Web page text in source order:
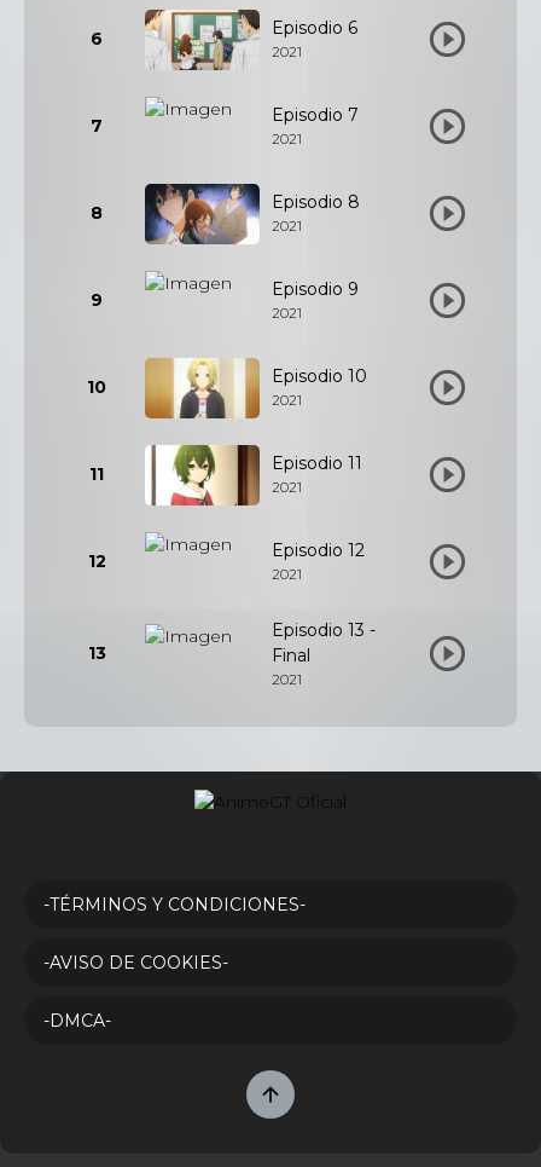
6 Episodio 6
2021
7 Episodio 7
2021
8 Episodio 8
2021
9 Episodio 9
2021
10 Episodio 10
2021
11 Episodio 11
2021
12 Episodio 12
2021
13
Episodio 13 -
Final
2021
-TÉRMINOS Y CONDICIONES-
-AVISO DE COOKIES-
-DMCA-